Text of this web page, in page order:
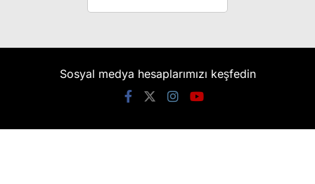
Sosyal medya hesaplarımızı keşfedin